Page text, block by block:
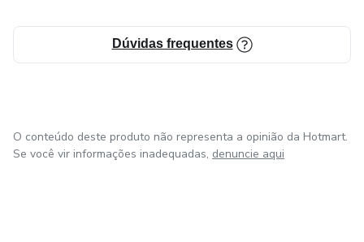
Dúvidas frequentes
O conteúdo deste produto não representa a opinião da Hotmart.
Se você vir informações inadequadas, denuncie aqui